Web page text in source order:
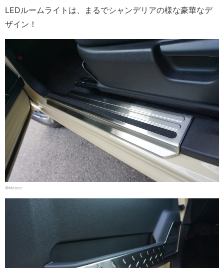
LEDルームライトは、まるでシャンデリアの様な豪華なデ
ザイン！
©Motorz